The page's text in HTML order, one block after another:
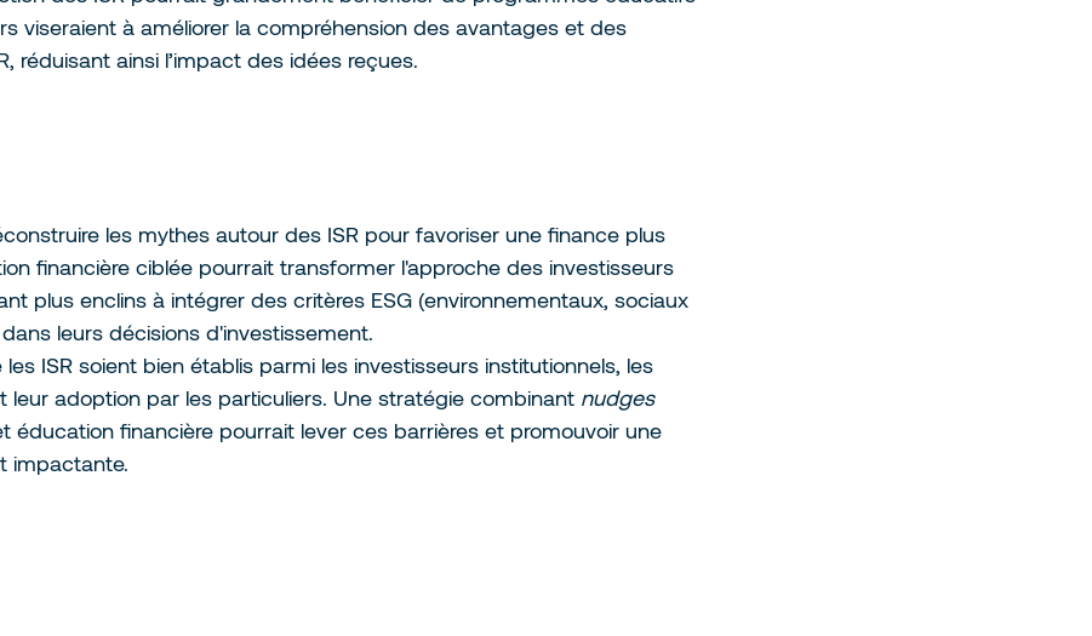
viseraient à améliorer la compréhension des avantages et des
réduisant ainsi l’impact des idées reçues.
les mythes autour des ISR pour favoriser une finance plus
financière ciblée pourrait transformer l'approche des investisseurs
plus enclins à intégrer des critères ESG (environnementaux, sociaux
leurs décisions d'investissement.
les ISR soient bien établis parmi les investisseurs institutionnels, les
leur adoption par les particuliers. Une stratégie combinant nudges
éducation financière pourrait lever ces barrières et promouvoir une
impactante.